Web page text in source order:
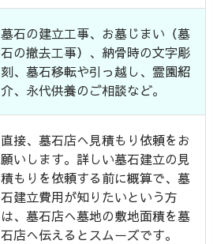
墓石の建立工事、お墓じまい（墓
石の撤去工事）、納骨時の文字彫
刻、墓石移転や引っ越し、霊園紹
介、永代供養のご相談など。
直接、墓石店へ見積もり依頼をお
願いします。詳しい墓石建立の見
積もりを依頼する前に概算で、墓
石建立費用が知りたいという方
は、墓石店へ墓地の敷地面積を墓
石店へ伝えるとスムーズです。